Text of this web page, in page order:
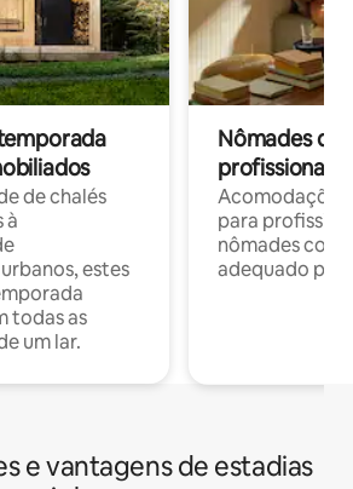
de chalés
à
estes
todas as
um lar.
Nômades
profissionais
para
nômades com
adequado
e vantagens de estadias